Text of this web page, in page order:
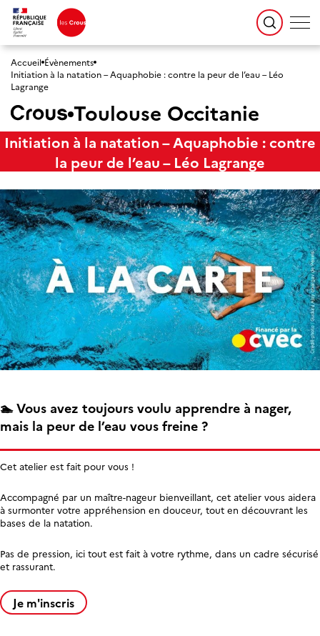
Accueil Évènements
Initiation à la natation – Aquaphobie : contre la peur de l’eau – Léo
Lagrange
Toulouse Occitanie
Initiation à la natation – Aquaphobie : contre
la peur de l’eau – Léo Lagrange
🏊 Vous avez toujours voulu apprendre à nager,
mais la peur de l’eau vous freine ?
Cet atelier est fait pour vous !
Accompagné par un maître-nageur bienveillant, cet atelier vous aidera
à surmonter votre appréhension en douceur, tout en découvrant les
bases de la natation.
Pas de pression, ici tout est fait à votre rythme, dans un cadre sécurisé
et rassurant.
Je m'inscris